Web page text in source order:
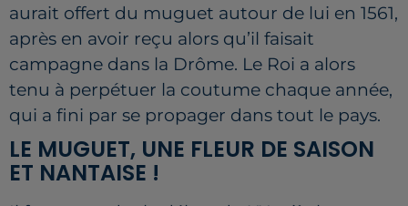
aurait offert du muguet autour de lui en 1561,
après en avoir reçu alors qu’il faisait
campagne dans la Drôme. Le Roi a alors
tenu à perpétuer la coutume chaque année,
qui a fini par se propager dans tout le pays.
LE MUGUET, UNE FLEUR DE SAISON
ET NANTAISE !